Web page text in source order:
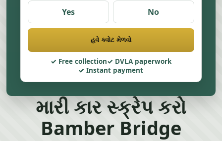
Yes No
હવે ક્વોટ મેળવો
Free collection
DVLA paperwork
Instant payment
મારી કાર સ્ક્રેપ કરો
Bamber Bridge